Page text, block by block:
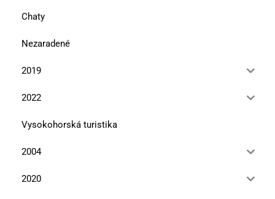
Chaty
Nezaradené
2019
2022
Vysokohorská turistika
2004
2020